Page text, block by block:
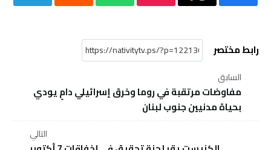
رابط مختصر
السابق
مفاوضات مرتقبة في روما وخرق إسرائيلي دامٍ يودي
بحياة مدنيين جنوب لبنان
التالي